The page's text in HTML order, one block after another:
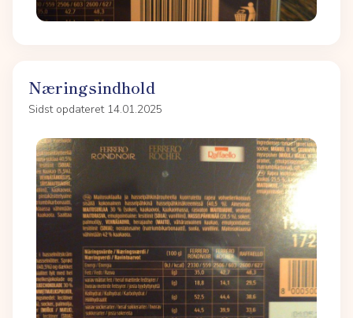
Næringsindhold
Sidst opdateret 14.01.2025